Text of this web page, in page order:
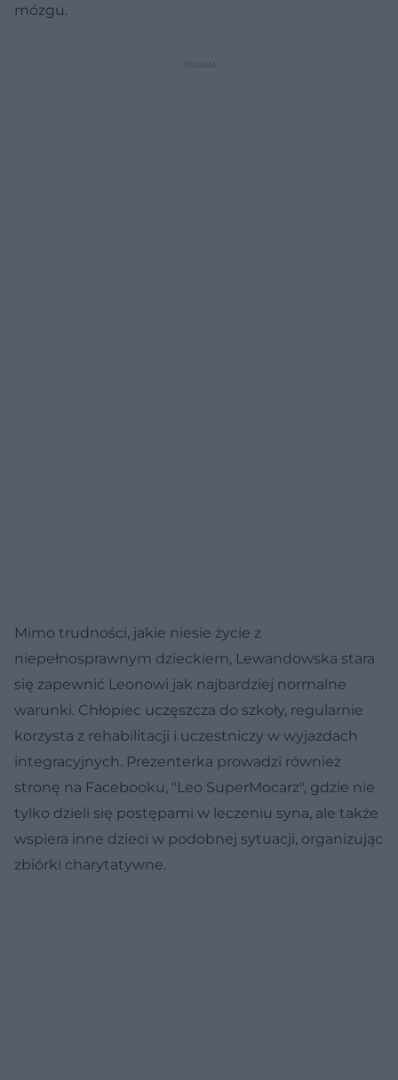
mózgu.
Mimo trudności, jakie niesie życie z
niepełnosprawnym dzieckiem, Lewandowska stara
się zapewnić Leonowi jak najbardziej normalne
warunki. Chłopiec uczęszcza do szkoły, regularnie
korzysta z rehabilitacji i uczestniczy w wyjazdach
integracyjnych. Prezenterka prowadzi również
stronę na Facebooku, "Leo SuperMocarz", gdzie nie
tylko dzieli się postępami w leczeniu syna, ale także
wspiera inne dzieci w podobnej sytuacji, organizując
zbiórki charytatywne.